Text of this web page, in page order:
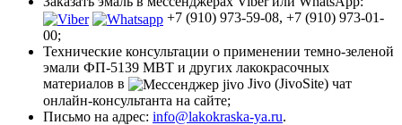
+7 (910) 973-59-08, +7 (910) 973-01-
00;
Технические консультации о применении темно-зеленой
эмали ФП-5139 МВТ и других лакокрасочных
материалов в
Jivo (JivoSite) чат
онлайн-консультанта на сайте;
Письмо на адрес: info@lakokraska-ya.ru.